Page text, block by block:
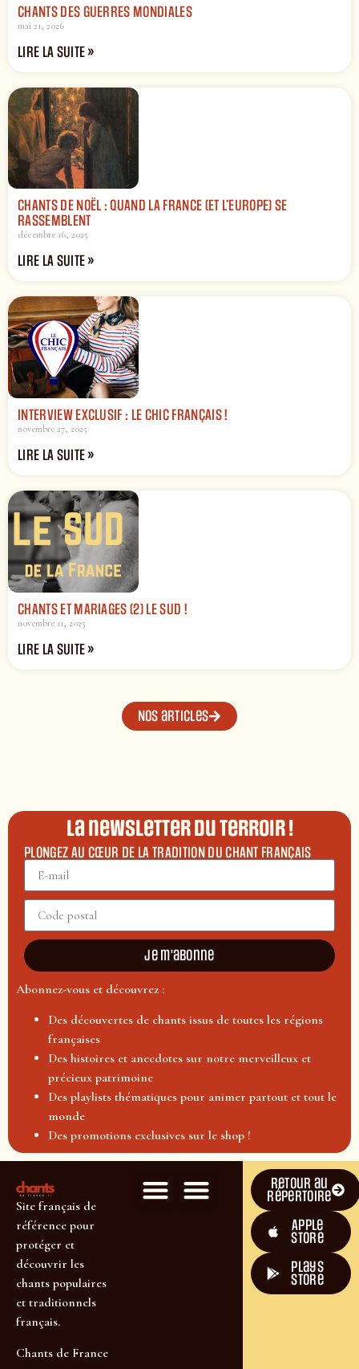
CHANTS DES GUERRES MONDIALES
mai 21, 2026
LIRE LA SUITE »
CHANTS DE NOËL : QUAND LA FRANCE (ET L’EUROPE) SE
RASSEMBLENT
décembre 16, 2025
LIRE LA SUITE »
INTERVIEW EXCLUSIF : LE CHIC FRANÇAIS !
novembre 27, 2025
LIRE LA SUITE »
CHANTS ET MARIAGES (2) LE SUD !
novembre 11, 2025
LIRE LA SUITE »
Nos articles
La newsletter du terroir !
PLONGEZ AU CŒUR DE LA TRADITION DU CHANT FRANÇAIS
Je m'abonne
Abonnez-vous et découvrez :
Des découvertes de chants issus de toutes les régions
françaises
Des histoires et anecdotes sur notre merveilleux et
précieux patrimoine
Des playlists thématiques pour animer partout et tout le
monde
Des promotions exclusives sur le shop !
Site français de
référence pour
protéger et
découvrir les
chants populaires
et traditionnels
français.
Chants de France
Retour au
répertoire
Apple
Store
plays
store